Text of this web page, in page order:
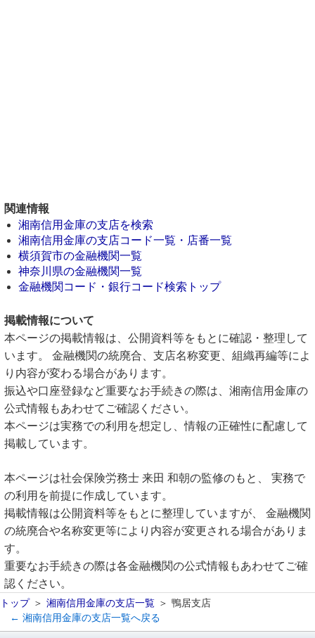
関連情報
湘南信用金庫の支店を検索
湘南信用金庫の支店コード一覧・店番一覧
横須賀市の金融機関一覧
神奈川県の金融機関一覧
金融機関コード・銀行コード検索トップ
掲載情報について
本ページの掲載情報は、公開資料等をもとに確認・整理して
います。 金融機関の統廃合、支店名称変更、組織再編等によ
り内容が変わる場合があります。
振込や口座登録など重要なお手続きの際は、湘南信用金庫の
公式情報もあわせてご確認ください。
本ページは実務での利用を想定し、情報の正確性に配慮して
掲載しています。
本ページは社会保険労務士 来田 和朝の監修のもと、 実務で
の利用を前提に作成しています。
掲載情報は公開資料等をもとに整理していますが、 金融機関
の統廃合や名称変更等により内容が変更される場合がありま
す。
重要なお手続きの際は各金融機関の公式情報もあわせてご確
認ください。
トップ 湘南信用金庫の支店一覧
鴨居支店
← 湘南信用金庫の支店一覧へ戻る